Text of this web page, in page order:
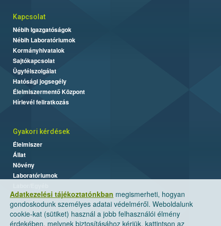
Adatkezelési tájékoztatónkban megismerheti, hogyan
gondoskodunk személyes adatai védelméről. Weboldalunk
cookie-kat (sütiket) használ a jobb felhasználói élmény
érdekében, melynek biztosításához kérjük, kattintson az
Kapcsolat
Nébih Igazgatóságok
Nébih Laboratóriumok
Kormányhivatalok
Sajtókapcsolat
Ügyfélszolgálat
Hatósági jogsegély
Élelmiszermentő Központ
Hírlevél feliratkozás
Gyakori kérdések
Élelmiszer
Állat
Növény
Laboratóriumok